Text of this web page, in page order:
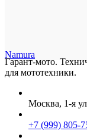
Namura
Гарант-мото.
для мототехники.
Москва, 1-я
+7 (999) 805-